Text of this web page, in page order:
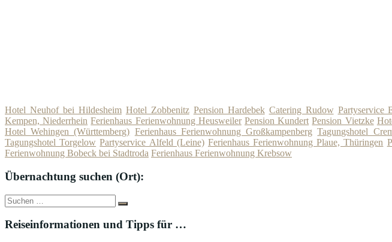
Hotel Neuhof bei Hildesheim Hotel Zobbenitz Pension Hardebek Catering Rudow Partyservice
Kempen, Niederrhein Ferienhaus Ferienwohnung Heusweiler Pension Kundert Pension Vietzke
Hotel Wehingen (Württemberg) Ferienhaus Ferienwohnung Großkampenberg Tagungshotel
Tagungshotel Torgelow Partyservice Alfeld (Leine) Ferienhaus Ferienwohnung Plaue, Thüringen
Ferienwohnung Bobeck bei Stadtroda Ferienhaus Ferienwohnung Krebsow
Übernachtung suchen (Ort):
Suche
nach:
Suchen
Reiseinformationen und Tipps für …